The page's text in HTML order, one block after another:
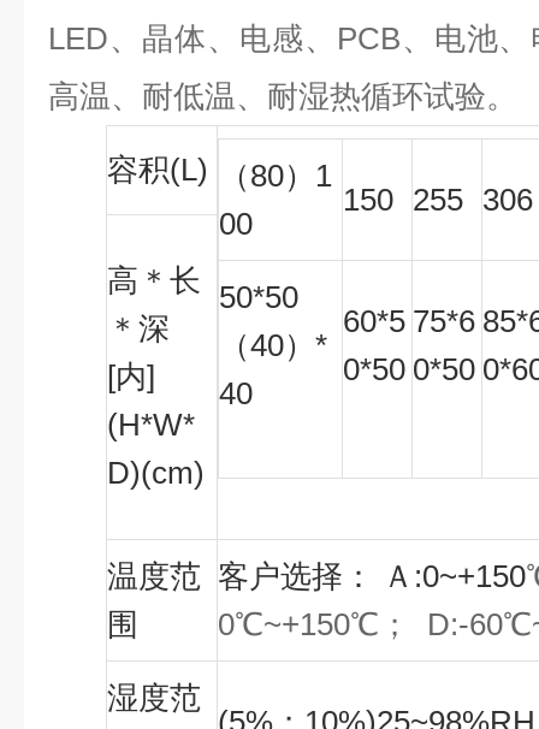
LED、晶体、电感、PCB、电池
高温、耐低温、耐湿热循环试验。
容积(L)
（80）1
00
150 255 306
50*50
（40）*
40
60*5
0*50
75*6
0*50
高＊长
＊深
[内]
(H*W*
D)(cm)
温度范
围
客户选择： Ａ:0~+150
0℃~+150℃ ； D:-60℃
湿度范
(5% ；10%)25~98%RH